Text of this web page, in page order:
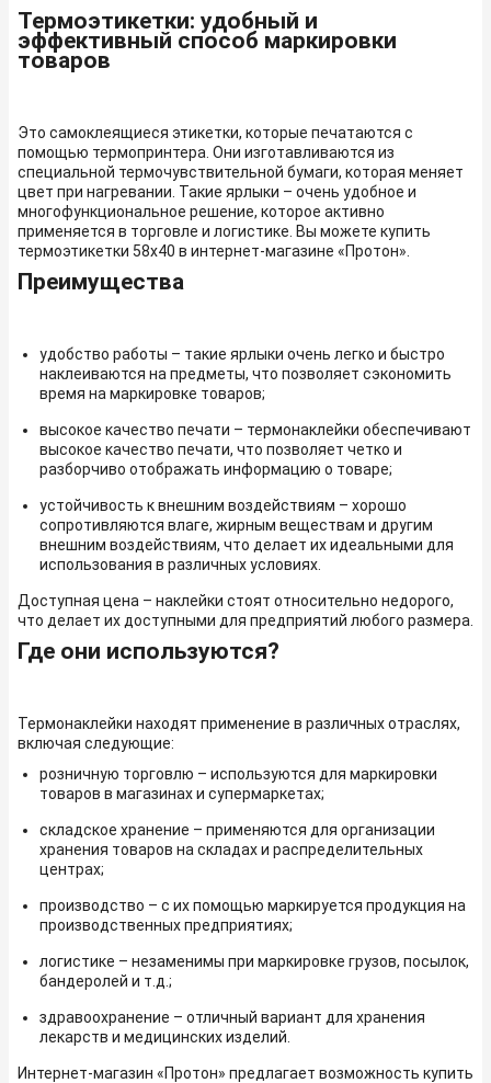
Термоэтикетки: удобный и
эффективный способ маркировки
товаров
Это самоклеящиеся этикетки, которые печатаются с
помощью термопринтера. Они изготавливаются из
специальной термочувствительной бумаги, которая меняет
цвет при нагревании. Такие ярлыки – очень удобное и
многофункциональное решение, которое активно
применяется в торговле и логистике. Вы можете купить
термоэтикетки 58х40 в интернет-магазине «Протон».
Преимущества
удобство работы – такие ярлыки очень легко и быстро
наклеиваются на предметы, что позволяет сэкономить
время на маркировке товаров;
высокое качество печати – термонаклейки обеспечивают
высокое качество печати, что позволяет четко и
разборчиво отображать информацию о товаре;
устойчивость к внешним воздействиям – хорошо
сопротивляются влаге, жирным веществам и другим
внешним воздействиям, что делает их идеальными для
использования в различных условиях.
Доступная цена – наклейки стоят относительно недорого,
что делает их доступными для предприятий любого размера.
Где они используются?
Термонаклейки находят применение в различных отраслях,
включая следующие:
розничную торговлю – используются для маркировки
товаров в магазинах и супермаркетах;
складское хранение – применяются для организации
хранения товаров на складах и распределительных
центрах;
производство – с их помощью маркируется продукция на
производственных предприятиях;
логистикe – незаменимы при маркировке грузов, посылок,
бандеролей и т.д.;
здравоохранение – отличный вариант для хранения
лекарств и медицинских изделий.
Интернет-магазин «Протон» предлагает возможность купить